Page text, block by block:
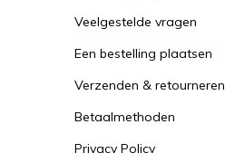
Veelgestelde vragen
Een bestelling plaatsen
Verzenden & retourneren
Betaalmethoden
Privacy Policy